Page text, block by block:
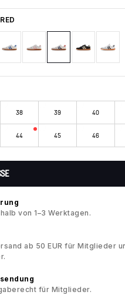
38 39 40
44 45 46
von 1–3 Werktagen.
ab 50 EUR für Mitglieder
für Mitglieder.